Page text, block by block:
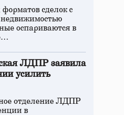
сделок с
оспариваются в
ЛДПР заявила
усилить
отделение ЛДПР
в